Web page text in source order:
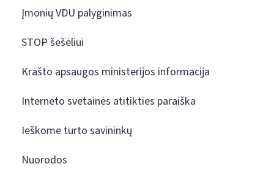
Įmonių VDU palyginimas
STOP šešėliui
Krašto apsaugos ministerijos informacija
Interneto svetainės atitikties paraiška
Ieškome turto savininkų
Nuorodos